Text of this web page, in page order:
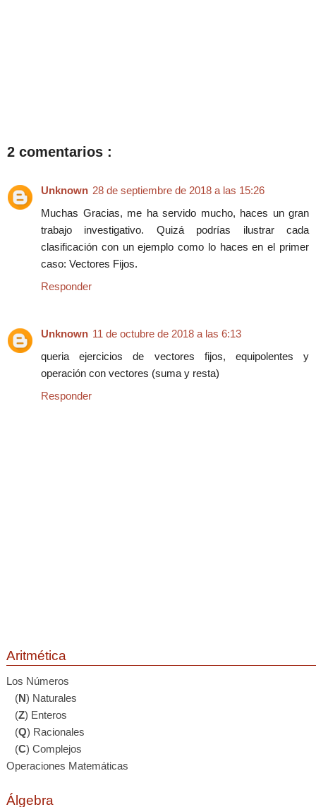
2 comentarios :
Unknown 28 de septiembre de 2018 a las 15:26
Muchas Gracias, me ha servido mucho, haces un gran
trabajo investigativo. Quizá podrías ilustrar cada
clasificación con un ejemplo como lo haces en el primer
caso: Vectores Fijos.
Responder
Unknown 11 de octubre de 2018 a las 6:13
queria ejercicios de vectores fijos, equipolentes y
operación con vectores (suma y resta)
Responder
Aritmética
Los Números
(N) Naturales
(Z) Enteros
(Q) Racionales
(C) Complejos
Operaciones Matemáticas
Álgebra